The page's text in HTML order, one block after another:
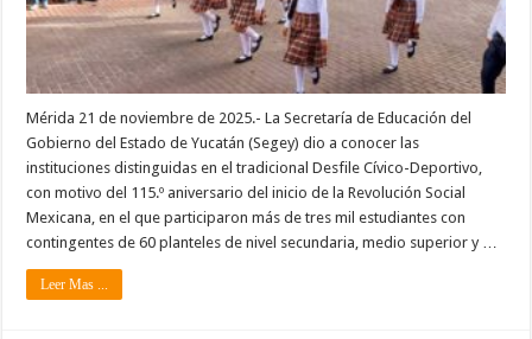
Mérida 21 de noviembre de 2025.- La Secretaría de Educación del
Gobierno del Estado de Yucatán (Segey) dio a conocer las
instituciones distinguidas en el tradicional Desfile Cívico-Deportivo,
con motivo del 115.º aniversario del inicio de la Revolución Social
Mexicana, en el que participaron más de tres mil estudiantes con
contingentes de 60 planteles de nivel secundaria, medio superior y …
Leer Mas ...